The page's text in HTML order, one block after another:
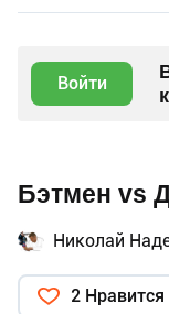
Войти
Бэтмен vs
Николай
2 Нравится